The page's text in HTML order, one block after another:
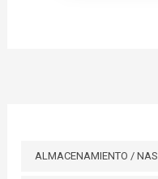
ALMACENAMIENTO / NAS